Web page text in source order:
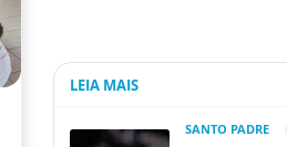
LEIA MAIS
SANTO PADRE